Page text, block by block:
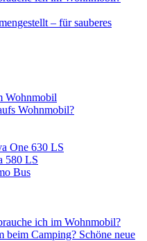
– für sauberes
Wohnmobil
Wohnmobil?
One 630 LS
580 LS
Bus
ich im Wohnmobil?
beim Camping? Schöne neue